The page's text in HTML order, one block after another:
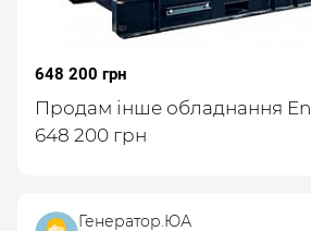
648 200 грн
Продам інше обладнання
648 200 грн
Генератор.ЮА